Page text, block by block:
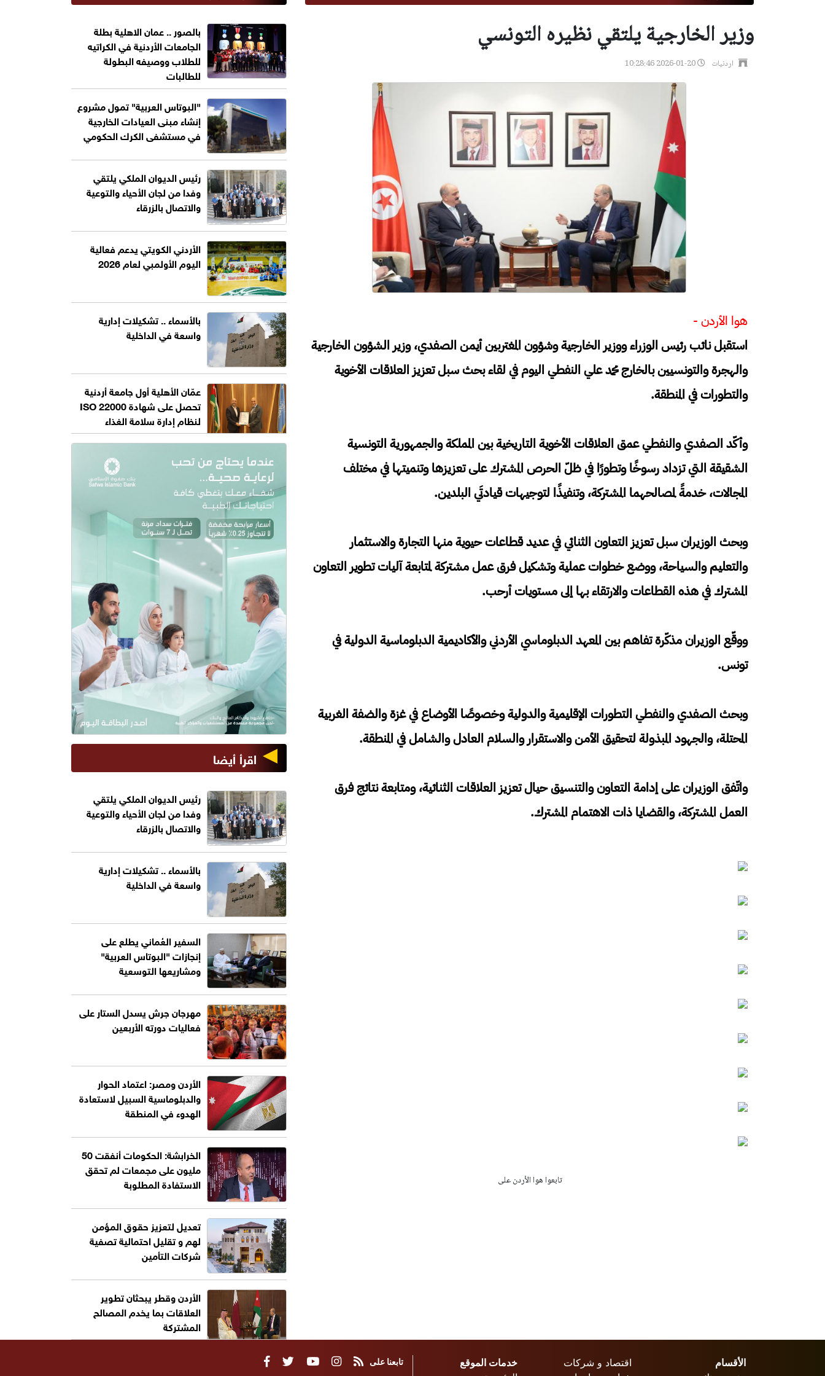
وزير الخارجية يلتقي نظيره التونسي
اردنيات 2026-01-20 10:28:46
هوا الأردن -
استقبل نائب رئيس الوزراء ووزير الخارجية وشؤون المغتربين أيمن الصفدي، وزير الشؤون الخارجية
والهجرة والتونسيين بالخارج محمد علي النفطي اليوم في لقاء بحث سبل تعزيز العلاقات الأخوية
والتطورات في المنطقة.
‏وأكّد الصفدي والنفطي عمق العلاقات الأخوية التاريخية بين المملكة والجمهورية التونسية
الشقيقة التي تزداد رسوخًا وتطورًا في ظلّ الحرص المشترك على تعزيزها وتنميتها في مختلف
المجالات، خدمةً لمصالحهما المشتركة، وتنفيذًا لتوجيهات قيادتَي البلدين.
وبحث الوزيران سبل تعزيز التعاون الثنائي في عديد قطاعات حيوية منها التجارة والاستثمار
والتعليم والسياحة، ووضع خطوات عملية وتشكيل فرق عمل مشتركة لمتابعة آليات تطوير التعاون
المشترك في هذه القطاعات والارتقاء بها إلى مستويات أرحب.
ووقّع الوزيران مذكّرة تفاهم بين المعهد الدبلوماسي الأردني والأكاديمية الدبلوماسية الدولية في
تونس.
وبحث الصفدي والنفطي التطورات الإقليمية والدولية وخصوصًا الأوضاع في غزة والضفة الغربية
المحتلة، والجهود المبذولة لتحقيق الأمن والاستقرار والسلام العادل والشامل في المنطقة.
واتّفق الوزيران على إدامة التعاون والتنسيق حيال تعزيز العلاقات الثنائية، ومتابعة نتائج فرق
العمل المشتركة، والقضايا ذات الاهتمام المشترك.
تابعوا هوا الأردن على
بالصور .. عمان الاهلية بطلة
الجامعات الأردنية في الكراتيه
للطلاب ووصيفه البطولة
للطالبات
"البوتاس العربية" تمول مشروع
إنشاء مبنى العيادات الخارجية
في مستشفى الكرك الحكومي
رئيس الديوان الملكي يلتقي
وفدا من لجان الأحياء والتوعية
والاتصال بالزرقاء
الأردني الكويتي يدعم فعالية
اليوم الأولمبي لعام 2026
بالأسماء .. تشكيلات إدارية
واسعة في الداخلية
عمّان الأهلية أول جامعة أردنية
تحصل على شهادة ISO 22000
لنظام إدارة سلامة الغذاء
اقرأ أيضا
رئيس الديوان الملكي يلتقي
وفدا من لجان الأحياء والتوعية
والاتصال بالزرقاء
بالأسماء .. تشكيلات إدارية
واسعة في الداخلية
السفير العُماني يطلع على
إنجازات "البوتاس العربية"
ومشاريعها التوسعية
مهرجان جرش يسدل الستار على
فعاليات دورته الأربعين
الأردن ومصر: اعتماد الحوار
والدبلوماسية السبيل لاستعادة
الهدوء في المنطقة
الخرابشة: الحكومات أنفقت 50
مليون على مجمعات لم تحقق
الاستفادة المطلوبة
تعديل لتعزيز حقوق المؤمن
لهم و تقليل احتمالية تصفية
شركات التأمين
الأردن وقطر يبحثان تطوير
العلاقات بما يخدم المصالح
المشتركة
الأقسام
اقتصاد و شركات
خدمات الموقع
تابعنا على